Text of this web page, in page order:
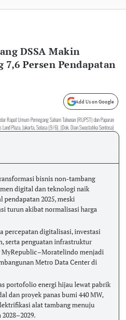
DSSA Makin
7,6 Persen Pendapatan
Add Us on Google
Rapat Umum Pemegang Saham Tahunan (RUPST) dan Paparan
Plaza, Jakarta, Selasa (9/6). (Dok. Dian Swastatika Sentosa)
bisnis non-tambang
digital dan teknologi naik
pendapatan 2025, meski
turun akibat normalisasi harga
percepatan digitalisasi, investasi
serta penguatan infrastruktur
menjadi
Metro Data Center di
portofolio energi hijau lewat pabrik
dan proyek panas bumi 440 MW,
alat tambang menuju